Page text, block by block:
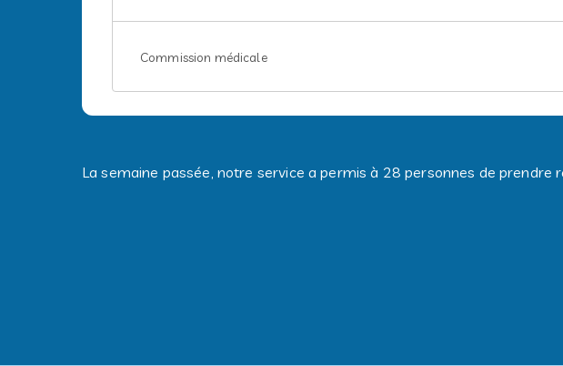
Commission médicale
La semaine passée, notre service a permis à 28 personnes de prendre